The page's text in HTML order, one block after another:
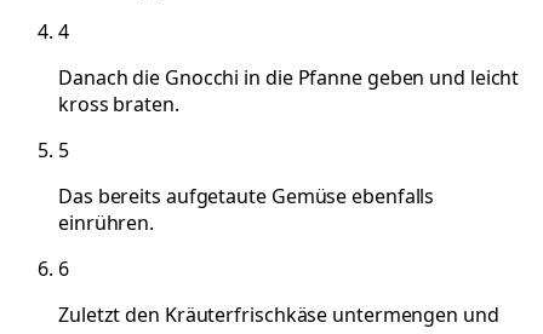
4
Danach die Gnocchi in die Pfanne geben und leicht
kross braten.
5
Das bereits aufgetaute Gemüse ebenfalls
einrühren.
6
Zuletzt den Kräuterfrischkäse untermengen und